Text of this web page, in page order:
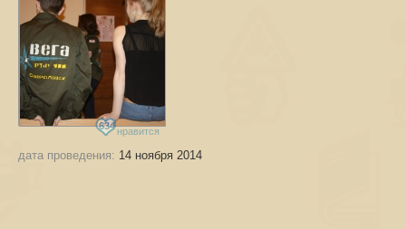
634 нравится
дата проведения: 14 ноября 2014